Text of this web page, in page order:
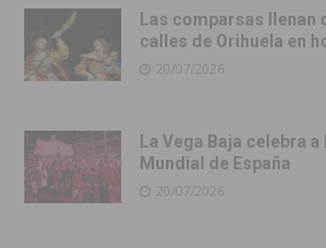
Las comparsas llenan
calles de Orihuela en
20/07/2026
La Vega Baja celebra
Mundial de España
20/07/2026